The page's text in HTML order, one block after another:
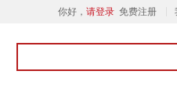
你好， 请登录 免费注册